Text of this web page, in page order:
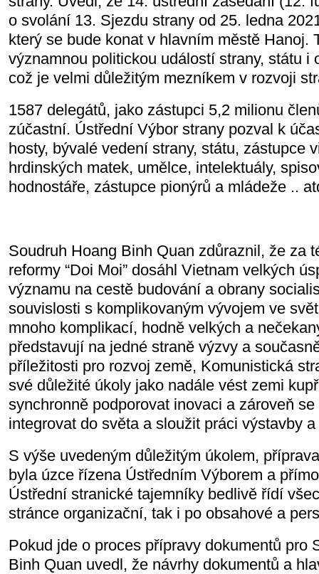
o svolání 13. Sjezdu strany od 25. ledna
který se bude konat v hlavním městě Hanoj.
významnou politickou událostí strany, státu i
což je velmi důležitým mezníkem v rozvoji
1587 delegátů, jako zástupci 5,2 milionu
zúčastní. Ústřední Výbor strany pozval k
hosty, bývalé vedení strany, státu, zástupce
hrdinských matek, umělce, intelektuály,
hodnostáře, zástupce pionýrů a mládeže ..
Soudruh Hoang Binh Quan zdůraznil, že za
reformy “Doi Moi” dosáhl Vietnam velkých
významu na cestě budování a obrany
souvislosti s komplikovaným vývojem ve
mnoho komplikací, hodně velkých a
představují na jedné straně výzvy a
příležitosti pro rozvoj země, Komunistická
své důležité úkoly jako nadále vést zemi
synchronně podporovat inovaci a zároveň
integrovat do světa a sloužit práci výstavby
S výše uvedeným důležitým úkolem,
byla úzce řízena Ústředním Výborem a
Ústřední stranické tajemníky bedlivě řídí
stránce organizační, tak i po obsahové a
Pokud jde o proces přípravy dokumentů pro
Binh Quan uvedl, že návrhy dokumentů a